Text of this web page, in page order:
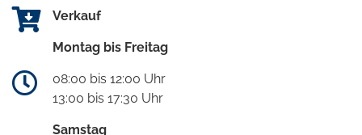
Verkauf
Montag bis Freitag
08:00 bis 12:00 Uhr
13:00 bis 17:30 Uhr
Samstag